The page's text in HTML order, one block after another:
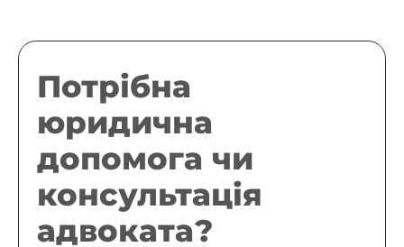
Потрібна
юридична
допомога чи
консультація
адвоката?